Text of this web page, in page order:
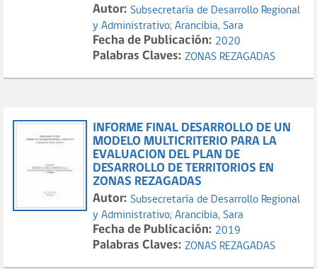
Autor: Subsecretaría de Desarrollo Regional
y Administrativo; Arancibia, Sara
Fecha de Publicación: 2020
Palabras Claves: ZONAS REZAGADAS
INFORME FINAL DESARROLLO DE UN
MODELO MULTICRITERIO PARA LA
EVALUACION DEL PLAN DE
DESARROLLO DE TERRITORIOS EN
ZONAS REZAGADAS
Autor: Subsecretaría de Desarrollo Regional
y Administrativo; Arancibia, Sara
Fecha de Publicación: 2019
Palabras Claves: ZONAS REZAGADAS